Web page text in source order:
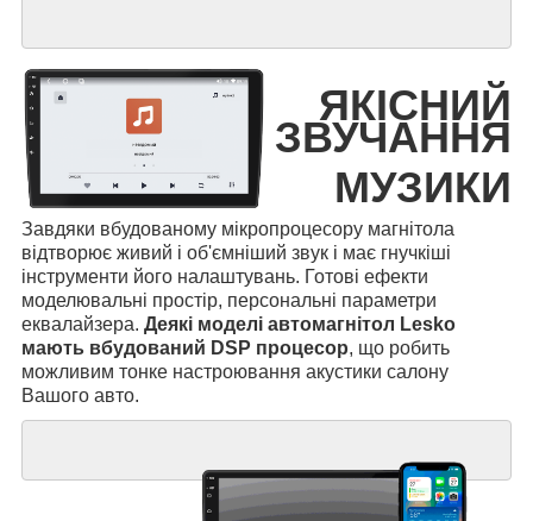
ЯКІСНИЙ
ЗВУЧАННЯ
МУЗИКИ
Завдяки вбудованому мікропроцесору магнітола
відтворює живий і об'ємніший звук і має гнучкіші
інструменти його налаштувань. Готові ефекти
моделювальні простір, персональні параметри
еквалайзера. Деякі моделі автомагнітол Lesko
мають вбудований DSP процесор, що робить
можливим тонке настроювання акустики салону
Вашого авто.